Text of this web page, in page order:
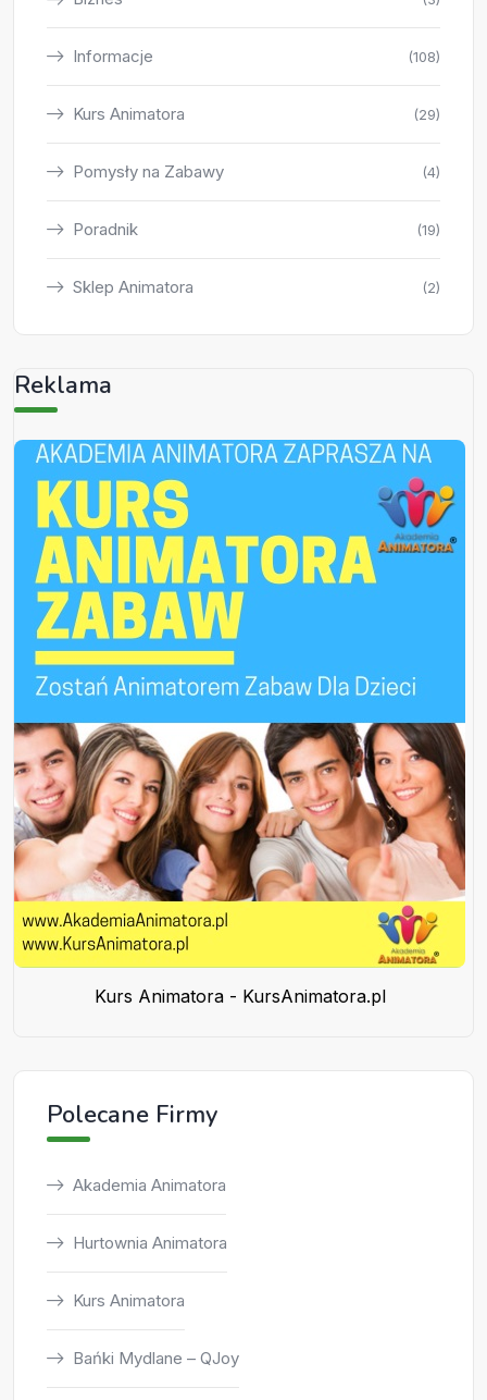
Informacje (108)
Kurs Animatora (29)
Pomysły na Zabawy (4)
Poradnik (19)
Sklep Animatora (2)
Reklama
Kurs Animatora - KursAnimatora.pl
Polecane Firmy
Akademia Animatora
Hurtownia Animatora
Kurs Animatora
Bańki Mydlane – QJoy